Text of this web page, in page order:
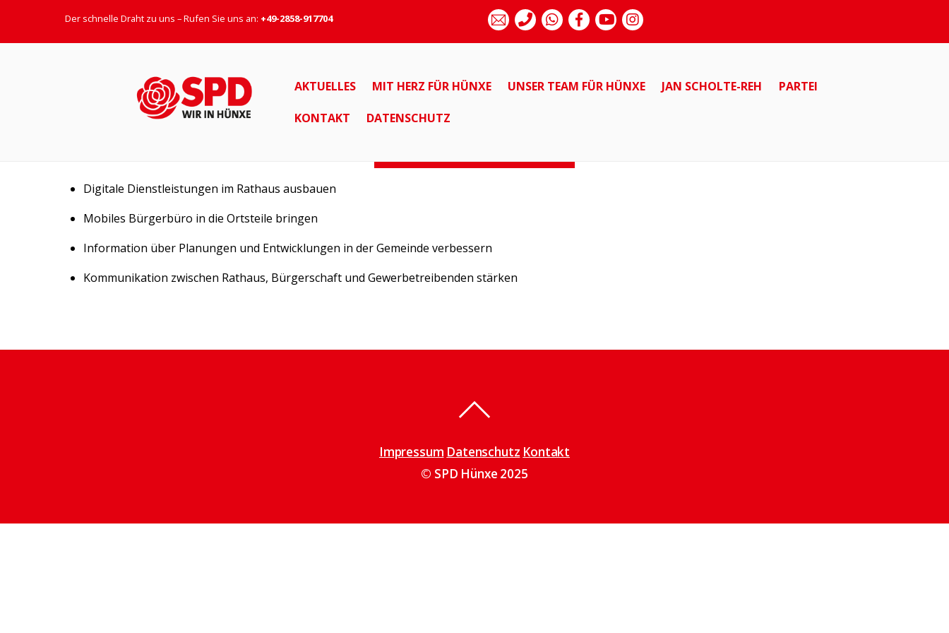
Der schnelle Draht zu uns – Rufen Sie uns an: +49-2858-917704
AKTUELLES MIT HERZ FÜR HÜNXE UNSER TEAM FÜR HÜNXE JAN SCHOLTE-REH PARTEI
KONTAKT DATENSCHUTZ
Transparenz und
Digitale Dienstleistungen im Rathaus ausbauen
Mobiles Bürgerbüro in die Ortsteile bringen
Information über Planungen und Entwicklungen in der Gemeinde verbessern
Kommunikation zwischen Rathaus, Bürgerschaft und Gewerbetreibenden stärken
Impressum Datenschutz Kontakt
© SPD Hünxe 2025